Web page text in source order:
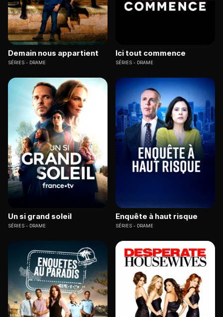
Demain nous appartient
SÉRIES DRAME
Ici tout commence
SÉRIES DRAME
Un si grand soleil
SÉRIES DRAME
Enquête à haut risque
SÉRIES DRAME